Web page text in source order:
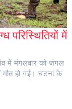
परिस्थितियों में
में मंगलवार को जंगल
मौत हो गई। घटना के